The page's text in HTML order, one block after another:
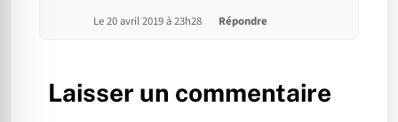
Le 20 avril 2019 à 23h28 Répondre
Laisser un commentaire